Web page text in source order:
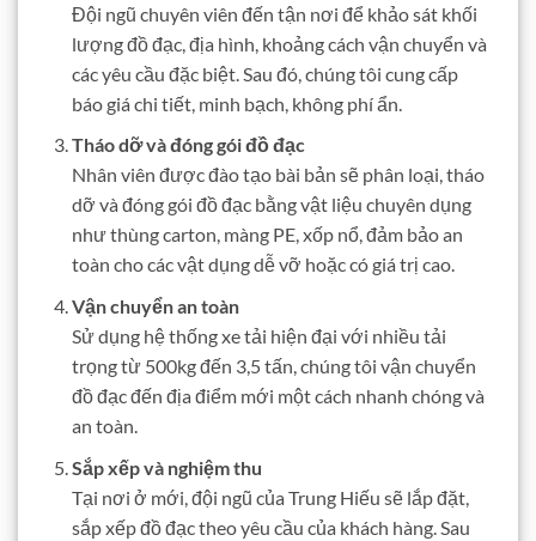
Đội ngũ chuyên viên đến tận nơi để khảo sát khối
lượng đồ đạc, địa hình, khoảng cách vận chuyển và
các yêu cầu đặc biệt. Sau đó, chúng tôi cung cấp
báo giá chi tiết, minh bạch, không phí ẩn.
Tháo dỡ và đóng gói đồ đạc
Nhân viên được đào tạo bài bản sẽ phân loại, tháo
dỡ và đóng gói đồ đạc bằng vật liệu chuyên dụng
như thùng carton, màng PE, xốp nổ, đảm bảo an
toàn cho các vật dụng dễ vỡ hoặc có giá trị cao.
Vận chuyển an toàn
Sử dụng hệ thống xe tải hiện đại với nhiều tải
trọng từ 500kg đến 3,5 tấn, chúng tôi vận chuyển
đồ đạc đến địa điểm mới một cách nhanh chóng và
an toàn.
Sắp xếp và nghiệm thu
Tại nơi ở mới, đội ngũ của Trung Hiếu sẽ lắp đặt,
sắp xếp đồ đạc theo yêu cầu của khách hàng. Sau